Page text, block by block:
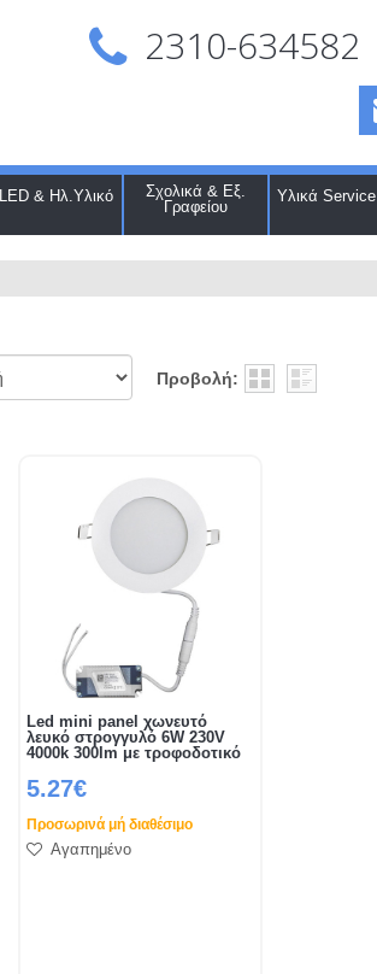
2310-634582
LED & Ηλ.Υλικό
Σχολικά & Εξ.
Γραφείου
Υλικά Service
Προβολή:
Led mini panel χωνευτό
λευκό στρογγυλό 6W 230V
4000k 300lm με τροφοδοτικό
5.27€
Προσωρινά μή διαθέσιμο
Αγαπημένο